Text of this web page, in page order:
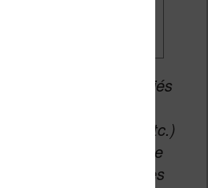
des liens affiliés
Boulanger, etc.)
aux auteurs du site de
commission sur les